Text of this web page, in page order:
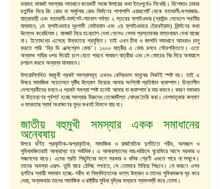
ভয়াবহ যানজট সমস্যার সমাধানে কয়েকটি সহজ উপায়ের কথা ইতঃপূর্বেও লিখেছি। বিশেষতঃ ঢাকার
চতুর্দিক দিয়ে রিং রোড বা সার্কুলার রোড নির্মাণের পাশাপাশি এয়ারপোর্ট থেকে মহাখালী-মগবাজার-
যাত্রাবাড়ী এবং মহাখালী-ফার্মগেট-শাহবাগ পর্যন্ত ২ স্তরের ফ্লাইওভার (গ্রাউন্ড লেভেলে স্থানীয়
যানবাহন, ১ম ফ্লাইওভারে দূরগামী মোটরযান এবং ২য় ফ্লাইওভারে ট্রেন/ট্রাম) নির্র্মাণের কথা
উল্লেখ করেছিলাম। যানজট নিয়ে হা-হুতাশ দেখা গেলেও সেসব প্রস্তাবনার বাস্তবায়ন দেখা যাচ্ছে
না। ইতোমধ্যে এসেছে উন্নততর প্রযুক্তি। তাই এখন চীনা ও জাপানি সমাধানে আমরাও চালু
করতে পারি ‘থ্রি ডি এক্সপ্রেস কোচ’। ১২০০ যাত্রীর এ কোচ চলবে সৌরশক্তিতে। এতে
অন্যসব গাড়ির ওপর দিয়েই চলে যেতে পারবে সাধারণ যাত্রীরা এবং সে কোচের নিচ দিয়ে অনায়াসে
চলাচল করবে অন্যান্য যানবাহন।
উপরোল্লিখিত বহুমুখী প্রকট সমস্যাসমূহ এখনও বেশিরভাগ মানুষের নিকটই স্পষ্ট নয়। তাই এ
বিষয়ে সামাজিক সচেতনতা সৃষ্টির উদ্যোগ নিয়েছে আমার সংশ্লিষ্ট প্রতিষ্ঠান ক্যাম্পাস। চিন্তাশীল
দেশপ্রেমীদের মননে এ প্রকট সমস্যা স্পষ্ট হলেই আমার বা ক্যাম্পাস’র দায় কমবে। কারণ সমাধান
বা উত্তরণের পূর্বশর্ত হচ্ছে সমস্যার বিরুদ্ধে তেজোদ্দীপ্ত যোদ্ধা তৈরি করা। দেশমাতৃকার কল্যাণ
ও মানবতার স্বার্থ সংরক্ষণের যুদ্ধ কখনই বিফলে যায় না।
জাতীয় বহুমুখী সমস্যার একক সমাধানের
অন্বেষায়
উপরে বর্ণিত প্রাকৃতিক-অপ্রাকৃতিক, সামাজিক ও রাজনৈতিক দুর্গতিতে গরীব, অসচ্ছল ও
সুবিধাবঞ্চিতরাই আক্রান্ত হয় সর্বাধিক। এ আক্রান্তদের দায়-দায়িত্ব ঘুরেফিরে আসে সরকার ও
সচ্ছলদের ঘাড়ে। এদের প্রতি পিছুটানের ফলে সরকার ও ধনিক শ্রেণী এগুতে পারে না সম্মুখে।
তাদের অবস্থা এরূপ- তুমি যারে ঠেলিছ পশ্চাতে, সে তোমারে টানিছে পিছনে। সে কারণে এসব
দুর্গতির স্থায়ী সমাধান হচ্ছে- গরীব বা নিম্নবিত্তদের ভাগ্য উন্নয়ন ও তাদের সুবিধাবঞ্চনা দূর করে
দেয়া, অন্যকথায় তাদের সামাজিক ও রাষ্ট্রীয় সুবিধা বৃদ্ধির মাধ্যমে স্বাবলম্বী করে তোলা।